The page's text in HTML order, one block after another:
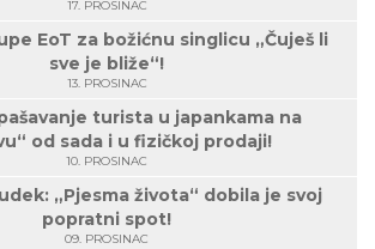
17. PROSINAC
EoT za božićnu singlicu „Čuješ li
sve je bliže“!
13. PROSINAC
turista u japankama na
od sada i u fizičkoj prodaji!
10. PROSINAC
„Pjesma života“ dobila je svoj
popratni spot!
09. PROSINAC